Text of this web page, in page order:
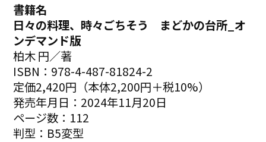
書籍名
日々の料理、時々ごちそう まどかの台所_オ
ンデマンド版
柏木 円／著
ISBN：978-4-487-81824-2
定価2,420円（本体2,200円＋税10%）
発売年月日：2024年11月20日
ページ数：112
判型：B5変型